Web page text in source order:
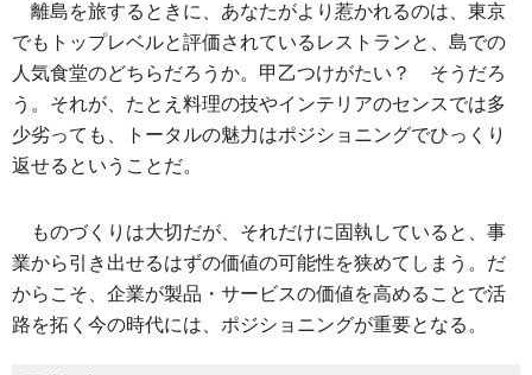
離島を旅するときに、あなたがより惹かれるのは、東京
でもトップレベルと評価されているレストランと、島での
人気食堂のどちらだろうか。甲乙つけがたい？ そうだろ
う。それが、たとえ料理の技やインテリアのセンスでは多
少劣っても、トータルの魅力はポジショニングでひっくり
返せるということだ。
ものづくりは大切だが、それだけに固執していると、事
業から引き出せるはずの価値の可能性を狭めてしまう。だ
からこそ、企業が製品・サービスの価値を高めることで活
路を拓く今の時代には、ポジショニングが重要となる。